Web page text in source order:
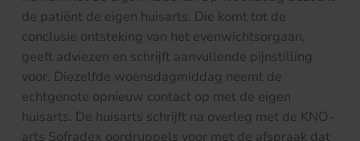
de patiënt de eigen huisarts. Die komt tot de
conclusie ontsteking van het evenwichtsorgaan,
geeft adviezen en schrijft aanvullende pijnstilling
voor. Diezelfde woensdagmiddag neemt de
echtgenote opnieuw contact op met de eigen
huisarts. De huisarts schrijft na overleg met de KNO-
arts Sofradex oordruppels voor met de afspraak dat